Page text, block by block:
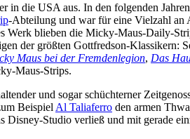
die USA aus. In den folgenden
-Abteilung und war für eine Vielzahl an
Werk blieben die Micky-Maus-Daily-
der größten Gottfredson-Klassikern:
Maus bei der Fremdenlegion, Das
Maus-Strips.
und sogar schüchterner
Beispiel Al Taliaferro den armen
Disney-Studio verließ und mit gerade